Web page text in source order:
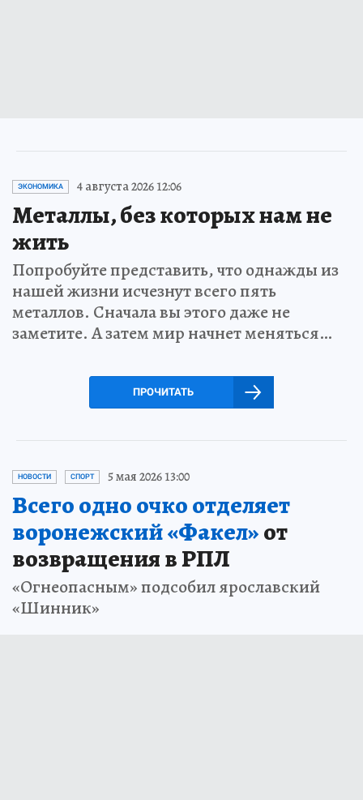
ЭКОНОМИКА 4 августа 2026 12:06
Металлы, без которых нам не
жить
Попробуйте представить, что однажды из
нашей жизни исчезнут всего пять
металлов. Сначала вы этого даже не
заметите. А затем мир начнет меняться…
ПРОЧИТАТЬ
НОВОСТИ СПОРТ 5 мая 2026 13:00
Всего одно очко отделяет
воронежский «Факел»от
возвращения в РПЛ
«Огнеопасным» подсобил ярославский
«Шинник»